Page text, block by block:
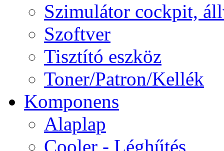
Szimulátor cockpit,
Szoftver
Tisztító eszköz
Toner/Patron/Kellék
Komponens
Alaplap
Cooler - Léghűtés